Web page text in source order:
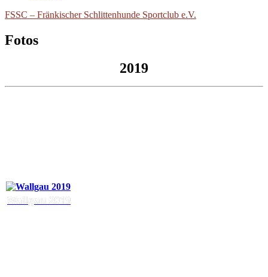
FSSC – Fränkischer Schlittenhunde Sportclub e.V.
Fotos
2019
Wallgau 2019